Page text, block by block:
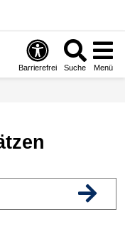
Barrierefrei Suche Menü